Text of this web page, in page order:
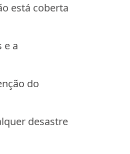
está coberta
e a
do
desastre